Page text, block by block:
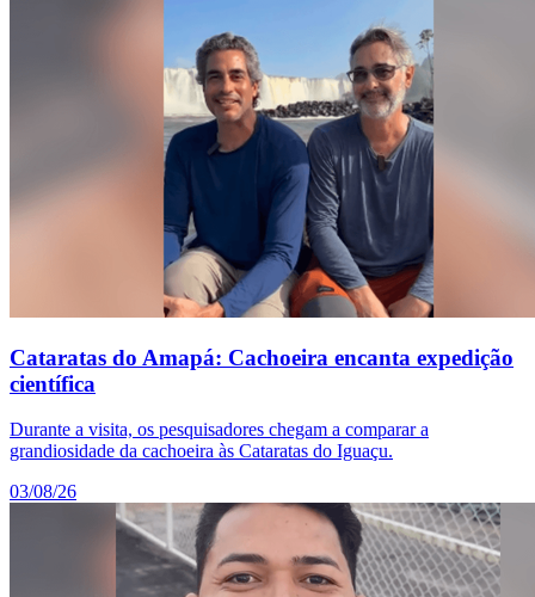
Cataratas do Amapá: Cachoeira encanta expedição
científica
Durante a visita, os pesquisadores chegam a comparar a
grandiosidade da cachoeira às Cataratas do Iguaçu.
03/08/26